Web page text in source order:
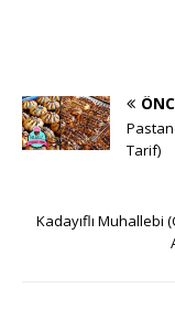
Tarif)
Kadayıflı Muhallebi